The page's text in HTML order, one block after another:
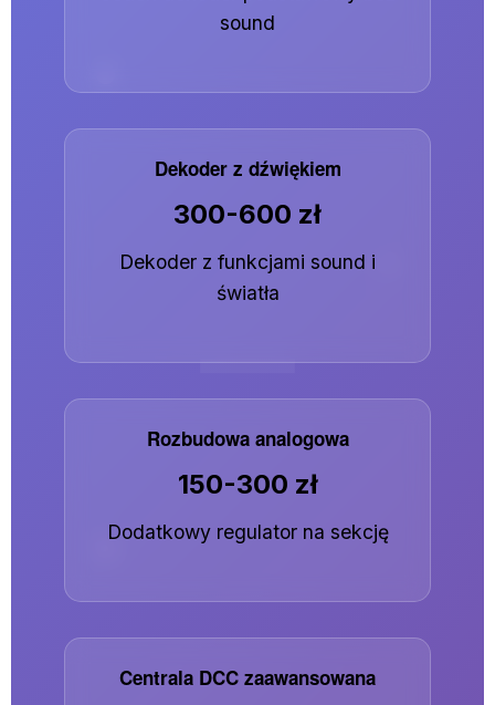
sound
Dekoder z dźwiękiem
300-600 zł
Dekoder z funkcjami sound i
światła
Rozbudowa analogowa
150-300 zł
Dodatkowy regulator na sekcję
Centrala DCC zaawansowana